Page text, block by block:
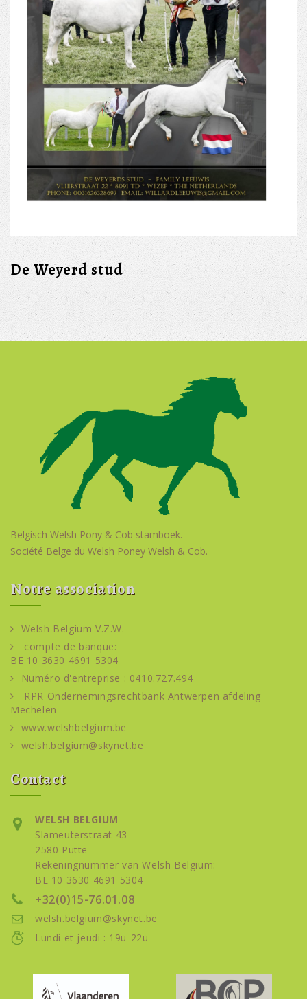
De Weyerd stud
Belgisch Welsh Pony & Cob stamboek.
Société Belge du Welsh Poney Welsh & Cob.
Notre association
Welsh Belgium V.Z.W.
compte de banque:
BE 10 3630 4691 5304
Numéro d'entreprise : 0410.727.494
RPR Ondernemingsrechtbank Antwerpen afdeling
Mechelen
www.welshbelgium.be
welsh.belgium@skynet.be
Contact
WELSH BELGIUM
Slameuterstraat 43
2580 Putte
Rekeningnummer van Welsh Belgium:
BE 10 3630 4691 5304
+32(0)15-76.01.08
welsh.belgium@skynet.be
Lundi et jeudi : 19u-22u